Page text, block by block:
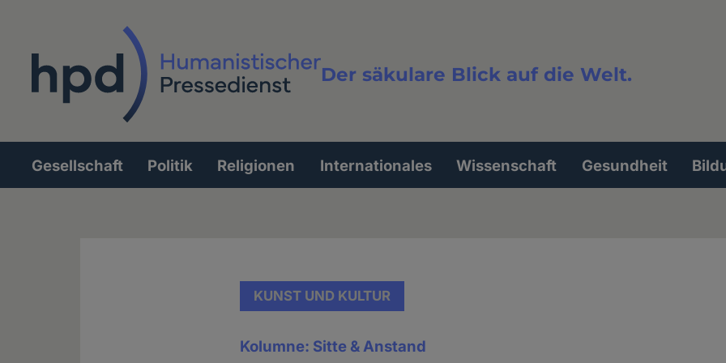
Der säkulare Blick auf die Welt.
Volltextsuche
Hauptnavigation
Gesellschaft Politik Religionen Internationales Wissenschaft Gesundheit
KUNST UND KULTUR
Kolumne: Sitte & Anstand